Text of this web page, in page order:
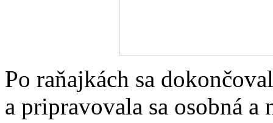
Po raňajkách sa
a pripravovala sa osobná a